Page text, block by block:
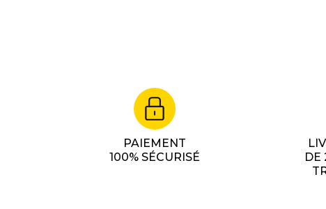
PAIEMENT
100% SÉCURISÉ
DE